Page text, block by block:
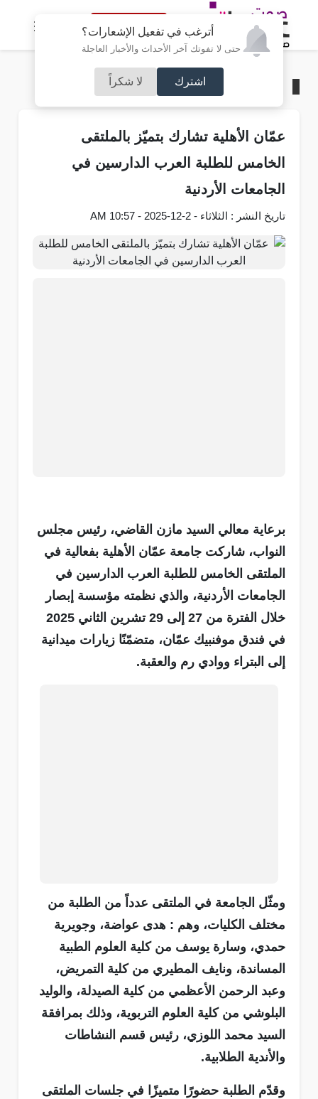
أترغب في تفعيل الإشعارات؟
حتى لا تفوتك آخر الأحداث والأخبار العاجلة
اشترك لا شكراً
النسخة الكاملة
جامعات
عمّان الأهلية تشارك بتميّز بالملتقى
الخامس للطلبة العرب الدارسين في
الجامعات الأردنية
تاريخ النشر : الثلاثاء - 2-12-2025 - 10:57 AM
برعاية معالي السيد مازن القاضي، رئيس مجلس
النواب، شاركت جامعة عمّان الأهلية بفعالية في
الملتقى الخامس للطلبة العرب الدارسين في
الجامعات الأردنية، والذي نظمته مؤسسة إبصار
خلال الفترة من 27 إلى 29 تشرين الثاني 2025
في فندق موفنبيك عمّان، متضمّنًا زيارات ميدانية
إلى البتراء ووادي رم والعقبة.
ومثّل الجامعة في الملتقى عدداً من الطلبة من
مختلف الكليات، وهم : هدى عواضة، وجويرية
حمدي، وسارة يوسف من كلية العلوم الطبية
المساندة، ونايف المطيري من كلية التمريض،
وعبد الرحمن الأعظمي من كلية الصيدلة، والوليد
البلوشي من كلية العلوم التربوية، وذلك بمرافقة
السيد محمد اللوزي، رئيس قسم النشاطات
والأندية الطلابية.
وقدّم الطلبة حضورًا متميزًا في جلسات الملتقى